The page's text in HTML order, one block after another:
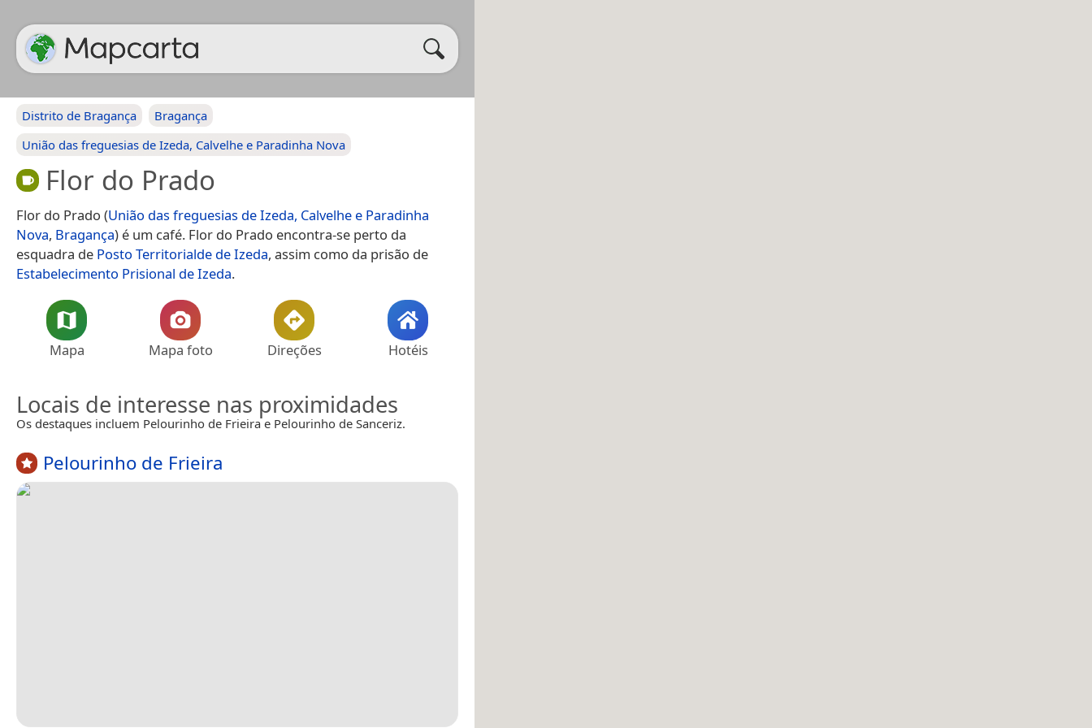
Distrito de Bragança
Bragança
União das freguesias de Izeda, Calvelhe e Paradinha Nova
Flor do Prado
Flor do Prado (União das freguesias de Izeda, Calvelhe e Paradinha
Nova, Bragança) é um café. Flor do Prado encontra-se perto da
esquadra de Posto Territorialde de Izeda, assim como da prisão de
Estabelecimento Prisional de Izeda.
Mapa Mapa foto Direções Hotéis
Locais de interesse nas proximidades
Os destaques incluem Pelourinho de Frieira e Pelourinho de Sanceriz.
Pelourinho de Frieira